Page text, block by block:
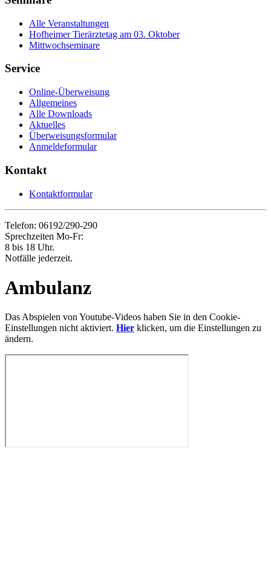
Alle Veranstaltungen
Hofheimer Tierärztetag am 03. Oktober
Mittwochseminare
Service
Online-Überweisung
Allgemeines
Alle Downloads
Aktuelles
Überweisungsformular
Anmeldeformular
Kontakt
Kontaktformular
Telefon: 06192/290-290
Sprechzeiten Mo-Fr:
8 bis 18 Uhr.
Notfälle jederzeit.
Ambulanz
Das Abspielen von Youtube-Videos haben Sie in den Cookie-
Einstellungen nicht aktiviert. Hier klicken, um die Einstellungen zu
ändern.